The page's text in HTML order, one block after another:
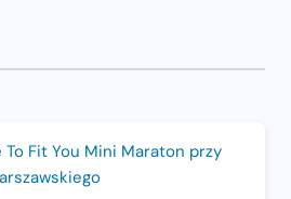
To Fit You Mini Maraton przy